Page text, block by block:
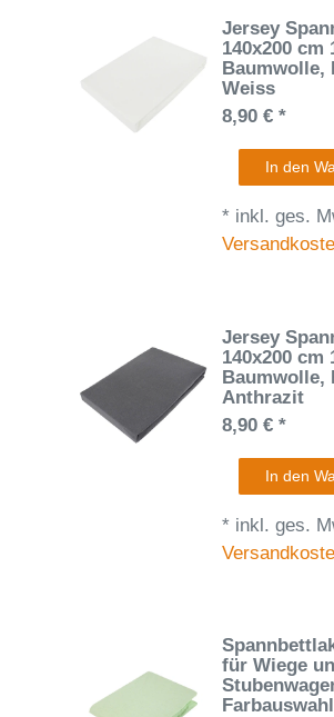
Jersey
140x200 cm
Baumwolle,
Weiss
8,90 € *
In den
* inkl. ges.
Jersey
140x200 cm
Baumwolle,
Anthrazit
8,90 € *
In den
* inkl. ges.
für Wiege